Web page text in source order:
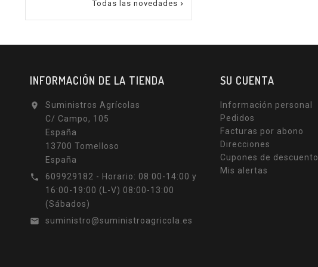
Todas las novedades 
INFORMACIÓN DE LA TIENDA

Suministros Agrícolas
C/ Campo, 105
España
13700 Tomelloso
España

609929182 - Horario: 08:00-14:00 y
16:00-19:00 (L-V) 08:00-13:00
(Sábados)

suministro@suministroagricola.es
SU CUENTA
Información personal
Pedidos
Facturas por abono
Direcciones
Cupones de descuento
Mis alertas